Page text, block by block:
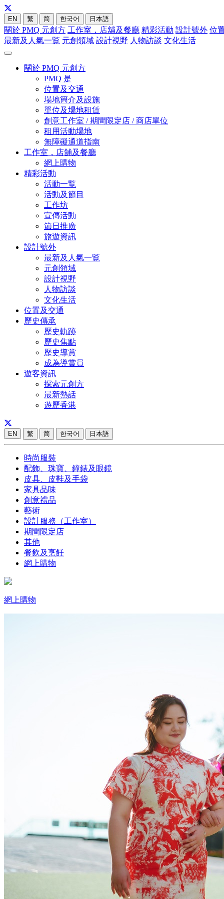
EN 繁 简 한국어 日本語
關於 PMQ 元創方 工作室，店舖及餐廳 精彩活動 設計號外 位
最新及人氣一覧 元創領域 設計視野 人物訪談 文化生活
關於 PMQ 元創方
PMQ 是
位置及交通
場地簡介及設施
單位及場地租賃
創意工作室 / 期間限定店 / 商店單位
租用活動場地
無障礙通道指南
工作室，店舖及餐廳
網上購物
精彩活動
活動一覧
活動及節目
工作坊
宣傳活動
節日推廣
旅遊資訊
設計號外
最新及人氣一覧
元創領域
設計視野
人物訪談
文化生活
位置及交通
歷史傳承
歷史軌跡
歷史焦點
歷史導賞
成為導賞員
遊客資訊
探索元創方
最新熱話
遊歷香港
EN 繁 简 한국어 日本語
時尚服裝
配飾、珠寶、鐘錶及眼鏡
皮具、皮鞋及手袋
家具品味
創意禮品
藝術
設計服務（工作室）
期間限定店
其他
餐飲及烹飪
網上購物
網上購物